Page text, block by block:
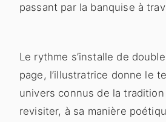
passant par la banquise à
Le rythme s’installe de
page, l’illustratrice donne le
univers connus de la
revisiter, à sa manière